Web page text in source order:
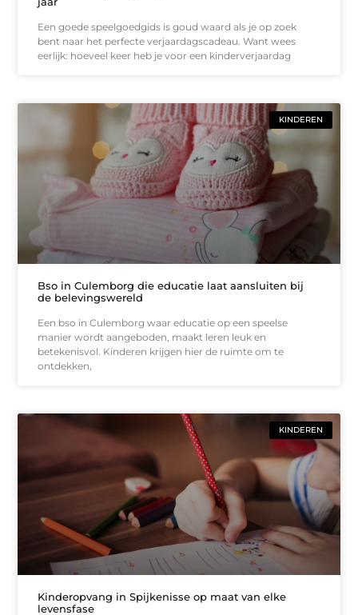
Een goede speelgoedgids is goud waard als je op zoek
bent naar het perfecte verjaardagscadeau. Want wees
eerlijk: hoeveel keer heb je voor een kinderverjaardag
KINDEREN
Bso in Culemborg die educatie laat aansluiten bij
de belevingswereld
Een bso in Culemborg waar educatie op een speelse
manier wordt aangeboden, maakt leren leuk en
betekenisvol. Kinderen krijgen hier de ruimte om te
ontdekken,
KINDEREN
Kinderopvang in Spijkenisse op maat van elke
levensfase